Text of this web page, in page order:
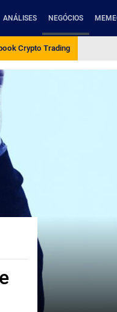
ANÁLISES NEGÓCIOS
Crypto Trading